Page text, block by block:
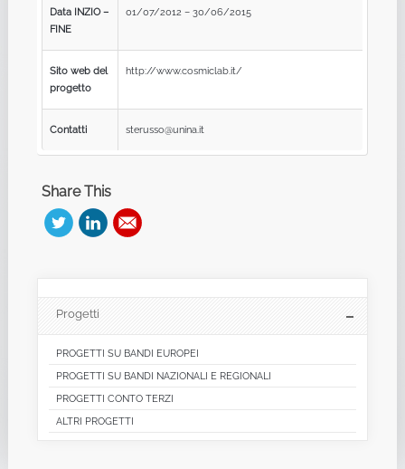
Data INZIO –
FINE
01/07/2012 – 30/06/2015
Sito web del
progetto
http://www.cosmiclab.it/
Contatti sterusso@unina.it
Share This
Progetti
PROGETTI SU BANDI EUROPEI
PROGETTI SU BANDI NAZIONALI E REGIONALI
PROGETTI CONTO TERZI
ALTRI PROGETTI